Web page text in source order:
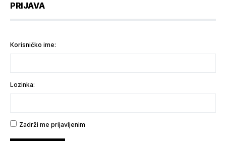
PRIJAVA
Korisničko ime:
Lozinka:
Zadrži me prijavljenim